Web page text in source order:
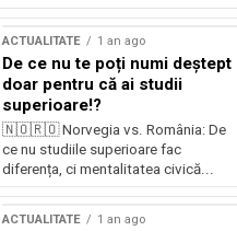
ACTUALITATE 1 an ago
De ce nu te poți numi deștept
doar pentru că ai studii
superioare!?
🇳🇴🇷🇴 Norvegia vs. România: De
ce nu studiile superioare fac
diferența, ci mentalitatea civică...
ACTUALITATE 1 an ago